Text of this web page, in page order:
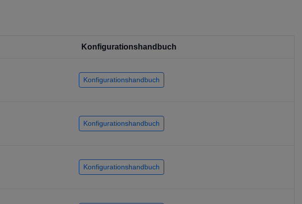
Konfigurationshandbuch
Konfigurationshandbuch
Konfigurationshandbuch
Konfigurationshandbuch